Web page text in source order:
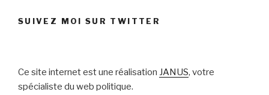
SUIVEZ MOI SUR TWITTER
Ce site internet est une réalisation JANUS, votre
spécialiste du web politique.